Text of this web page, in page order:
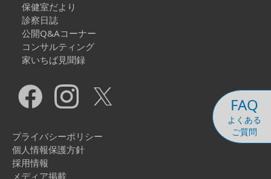
FAQ
よくある
ご質問
保健室だより
診察日誌
公開Q&Aコーナー
コンサルティング
家いちば見聞録
プライバシーポリシー
個人情報保護方針
採用情報
メディア掲載